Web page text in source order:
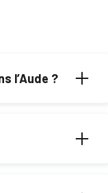
l’Aude ?